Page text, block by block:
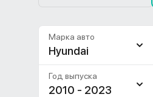
Hyundai
Марка авто
2010 - 2023
Год выпуска